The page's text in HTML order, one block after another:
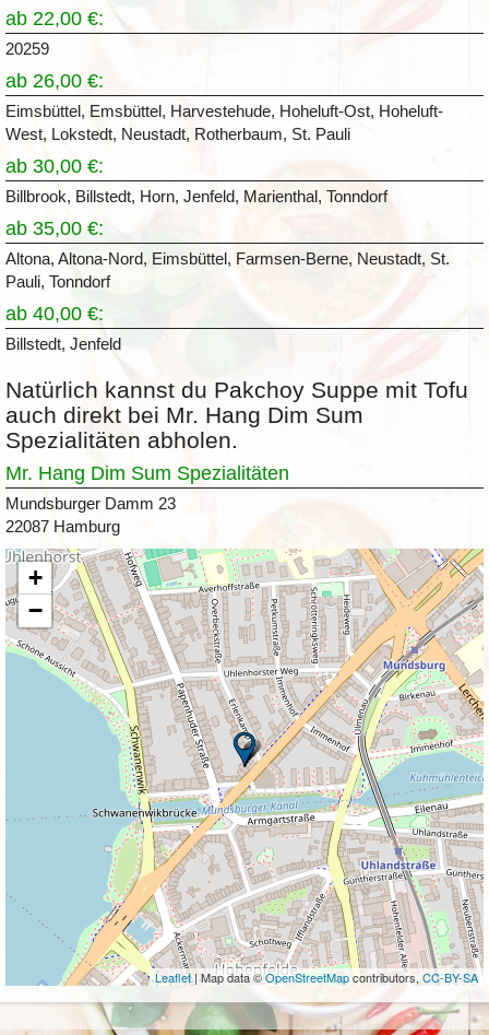
ab 22,00 €:
20259
ab 26,00 €:
Eimsbüttel, Emsbüttel, Harvestehude, Hoheluft-Ost, Hoheluft-
West, Lokstedt, Neustadt, Rotherbaum, St. Pauli
ab 30,00 €:
Billbrook, Billstedt, Horn, Jenfeld, Marienthal, Tonndorf
ab 35,00 €:
Altona, Altona-Nord, Eimsbüttel, Farmsen-Berne, Neustadt, St.
Pauli, Tonndorf
ab 40,00 €:
Billstedt, Jenfeld
Natürlich kannst du Pakchoy Suppe mit Tofu
auch direkt bei Mr. Hang Dim Sum
Spezialitäten abholen.
Mr. Hang Dim Sum Spezialitäten
Mundsburger Damm 23
22087 Hamburg
+
−
Leaflet| Map data ©OpenStreetMapcontributors, CC-BY-SA